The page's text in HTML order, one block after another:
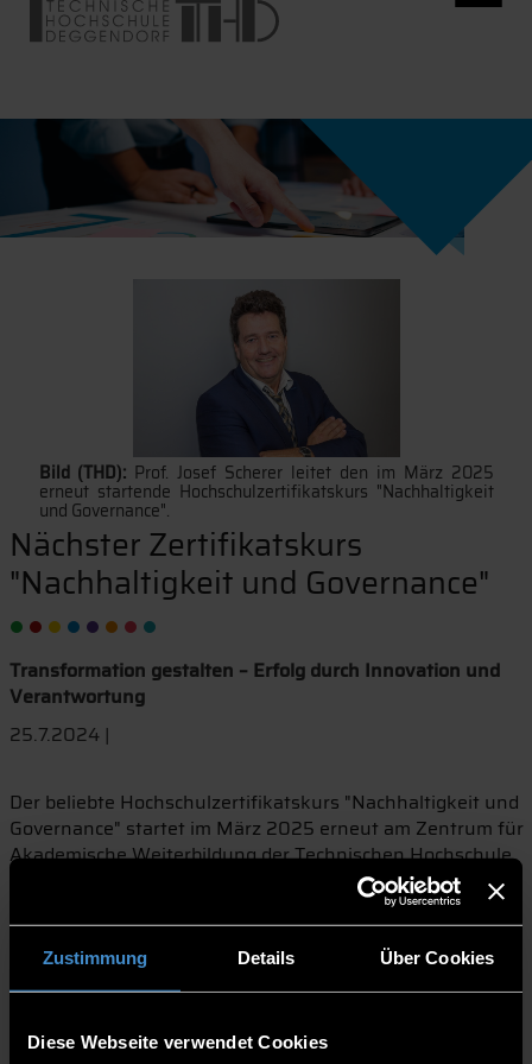
Zustimmung Details Über Cookies
Diese Webseite verwendet Cookies
Bild (THD): Prof. Josef Scherer leitet den im März 2025
erneut startende Hochschulzertifikatskurs "Nachhaltigkeit
und Governance".
Nächster Zertifikatskurs
"Nachhaltigkeit und Governance"
Transformation gestalten – Erfolg durch Innovation und
Verantwortung
25.7.2024 |
Der beliebte Hochschulzertifikatskurs "Nachhaltigkeit und
Governance" startet im März 2025 erneut am Zentrum für
Akademische Weiterbildung der Technischen Hochschule
Deggendorf (THD). Interessierte haben die Möglichkeit,
sich am 15. Oktober 2024 in einem kurzweiligen
Crashkurs-Abend vorab zu den wichtigsten Themen zu
informieren. Im virtuellen Live-Austausch mit
Zertifikatsleiter Prof. Josef Scherer erhalten Teilnehmende
Unternehmenswelt und Material zur flexiblen Vertiefung.